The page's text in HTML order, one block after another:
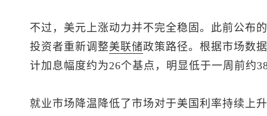
不过，美元上涨动力并不完全稳固。此前公布
投资者重新调整美联储政策路径。根据市场数
计加息幅度约为26个基点，明显低于一周前约
就业市场降温降低了市场对于美国利率持续上